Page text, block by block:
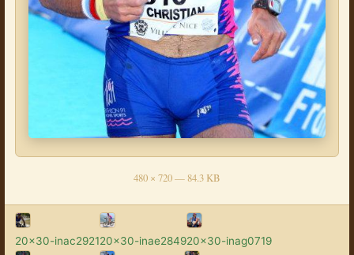
480 × 720 — 84.3 KB
20x30-inac292120x30-inae284920x30-inag0719